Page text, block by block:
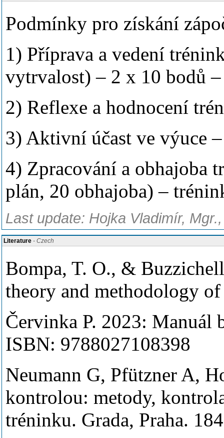
Podmínky pro získání
1) Příprava a vedení
vytrvalost) – 2 x 10 bodů
2) Reflexe a hodnocení
3) Aktivní účast ve výuce
4) Zpracování a obhajoba
plán, 20 obhajoba) –
Last update: Hojka Vladimír,
Literature - Czech
Bompa, T. O., &
theory and methodology
Červinka P. 2023: Manuál
ISBN: 9788027108398
Neumann G, Pfützner A,
kontrolou: metody,
tréninku. Grada, Praha.